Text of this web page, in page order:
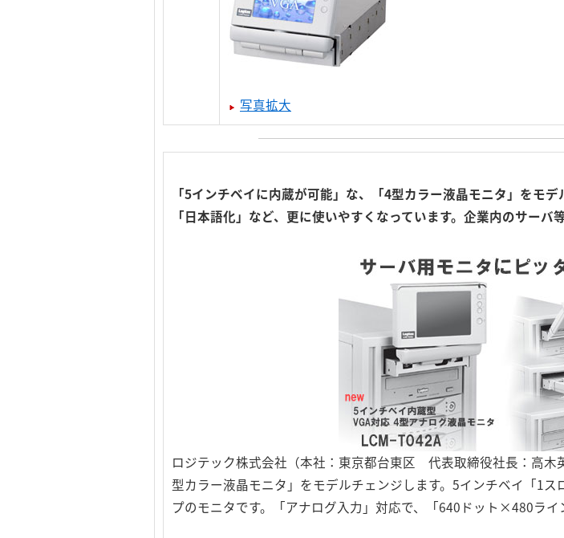
写真拡大
「5インチベイに内蔵が可能」な、「4型カラー液晶モニタ」をモ
「日本語化」など、更に使いやすくなっています。企業内のサーバ
ロジテック株式会社（本社：東京都台東区 代表取締役社長：高
型カラー液晶モニタ」をモデルチェンジします。5インチベイ「1
プのモニタです。「アナログ入力」対応で、「640ドット×480ライ